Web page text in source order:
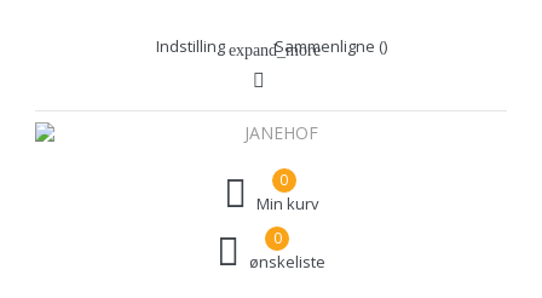
Indstilling expand_moreSammenligne ()
0
Min kurv
ønskeliste
0